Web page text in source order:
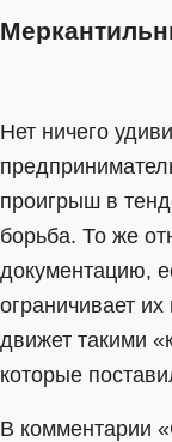
Нет ничего
проигрыш в
борьба. То же
документацию,
ограничивает
движет такими
которые
В комментарии